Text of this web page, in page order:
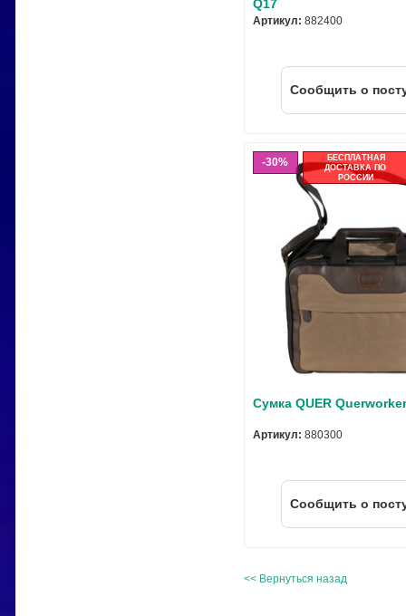
Q17
Артикул: 882400
Cообщить о
30%
БЕСПЛАТНАЯ
ДОСТАВКА ПО
РОССИИ
Сумка QUER
Артикул: 880300
Cообщить о
<< Вернуться назад